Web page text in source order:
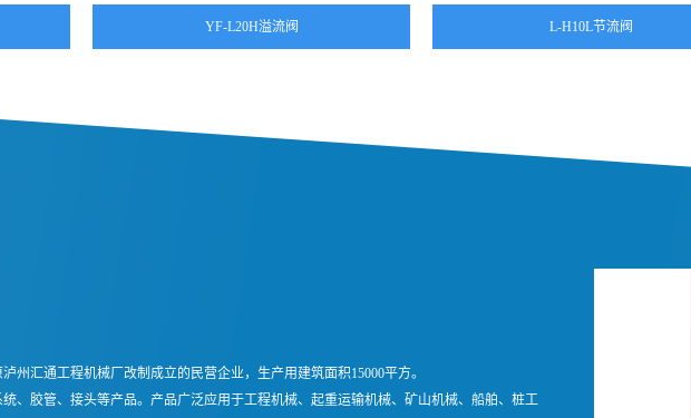
YF-L20H溢流阀 L-H10L节流阀
州汇通工程机械厂改制成立的民营企业，生产用建筑面积15000平方。
、胶管、接头等产品。产品广泛应用于工程机械、起重运输机械、矿山机械、船舶、桩工